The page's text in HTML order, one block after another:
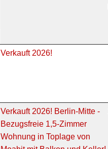
Verkauft 2026!
Verkauft 2026! Berlin-Mitte -
Bezugsfreie 1,5-Zimmer
Wohnung in Toplage von